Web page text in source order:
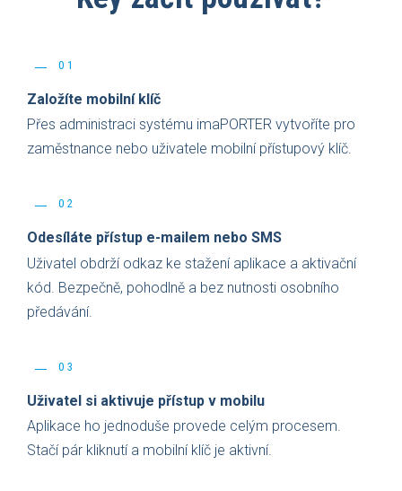
01
Založíte mobilní klíč
Přes administraci systému imaPORTER vytvoříte pro
zaměstnance nebo uživatele mobilní přístupový klíč.
02
Odesíláte přístup e-mailem nebo SMS
Uživatel obdrží odkaz ke stažení aplikace a aktivační
kód. Bezpečně, pohodlně a bez nutnosti osobního
předávání.
03
Uživatel si aktivuje přístup v mobilu
Aplikace ho jednoduše provede celým procesem.
Stačí pár kliknutí a mobilní klíč je aktivní.